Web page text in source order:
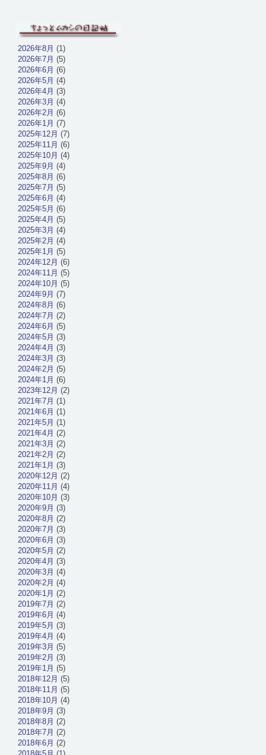
2026年8月 (1)
2026年7月 (5)
2026年6月 (6)
2026年5月 (4)
2026年4月 (3)
2026年3月 (4)
2026年2月 (6)
2026年1月 (7)
2025年12月 (7)
2025年11月 (6)
2025年10月 (4)
2025年9月 (4)
2025年8月 (6)
2025年7月 (5)
2025年6月 (4)
2025年5月 (6)
2025年4月 (5)
2025年3月 (4)
2025年2月 (4)
2025年1月 (5)
2024年12月 (6)
2024年11月 (5)
2024年10月 (5)
2024年9月 (7)
2024年8月 (6)
2024年7月 (2)
2024年6月 (5)
2024年5月 (3)
2024年4月 (3)
2024年3月 (3)
2024年2月 (5)
2024年1月 (6)
2023年12月 (2)
2021年7月 (1)
2021年6月 (1)
2021年5月 (1)
2021年4月 (2)
2021年3月 (2)
2021年2月 (2)
2021年1月 (3)
2020年12月 (2)
2020年11月 (4)
2020年10月 (3)
2020年9月 (3)
2020年8月 (2)
2020年7月 (3)
2020年6月 (3)
2020年5月 (2)
2020年4月 (3)
2020年3月 (4)
2020年2月 (4)
2020年1月 (2)
2019年7月 (2)
2019年6月 (4)
2019年5月 (3)
2019年4月 (4)
2019年3月 (5)
2019年2月 (3)
2019年1月 (5)
2018年12月 (5)
2018年11月 (5)
2018年10月 (4)
2018年9月 (3)
2018年8月 (2)
2018年7月 (2)
2018年6月 (2)